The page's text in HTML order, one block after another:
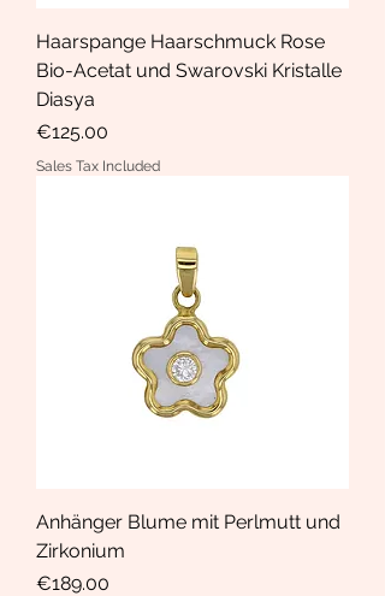
Haarspange Haarschmuck Rose
Bio-Acetat und Swarovski Kristalle
Diasya
Price
€125.00
Sales Tax Included
Anhänger Blume mit Perlmutt und
Zirkonium
Price
€189.00